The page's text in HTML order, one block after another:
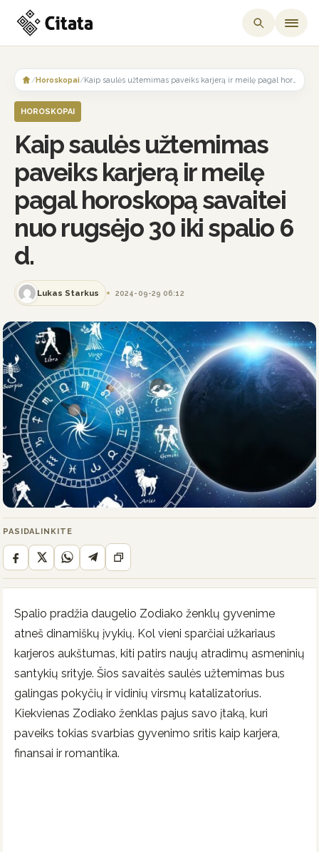
content
/Horoskopai/
HOROSKOPAI
Kaip saulės užtemimas
paveiks karjerą ir meilę
pagal horoskopą savaitei
nuo rugsėjo 30 iki spalio 6
d.
Lukas Starkus 2024-09-29 06:12
PASIDALINKITE
Spalio pradžia daugelio Zodiako ženklų gyvenime
atneš dinamiškų įvykių. Kol vieni sparčiai užkariaus
karjeros aukštumas, kiti patirs naujų atradimų asmeninių
santykių srityje. Šios savaitės saulės užtemimas bus
galingas pokyčių ir vidinių virsmų katalizatorius.
Kiekvienas Zodiako ženklas pajus savo įtaką, kuri
paveiks tokias svarbias gyvenimo sritis kaip karjera,
finansai ir romantika.